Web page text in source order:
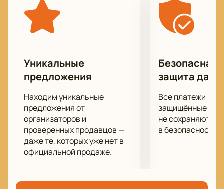
Уникальные
предложения
Находим уникальные
предложения от
организаторов и
проверенных продавцов —
даже те, которых уже нет в
официальной продаже.
Безопасная
защита
Все платежи
защищённые
не сохраняются
в безопасности.